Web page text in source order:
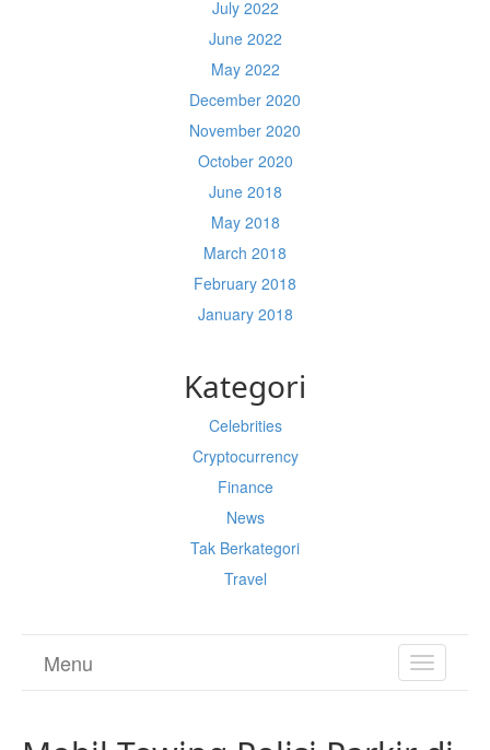
July 2022
June 2022
May 2022
December 2020
November 2020
October 2020
June 2018
May 2018
March 2018
February 2018
January 2018
Kategori
Celebrities
Cryptocurrency
Finance
News
Tak Berkategori
Travel
TOGGLE
Menu